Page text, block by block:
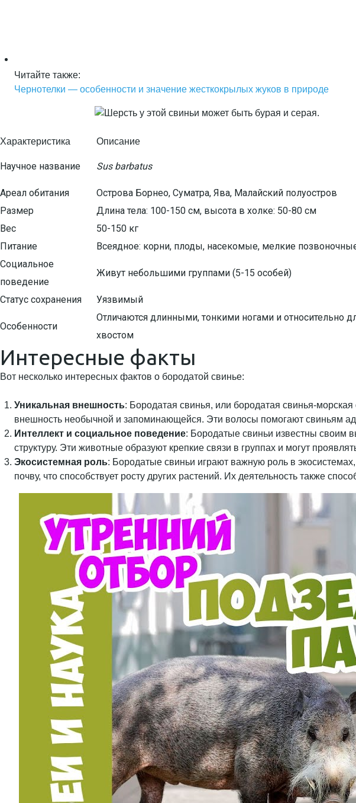
Читайте также:
Чернотелки — особенности и значение жесткокрылых жуков в природе
Характеристика Описание
Научное название Sus barbatus
Ареал обитания
Острова Борнео, Суматра, Ява, Малайский полуостров
Размер
Длина тела: 100-150 см, высота в холке: 50-80 см
Вес
50-150 кг
Питание
Всеядное: корни, плоды, насекомые, мелкие
Социальное
поведение
Живут небольшими группами (5-15 особей)
Статус сохранения Уязвимый
Особенности
Отличаются длинными, тонкими ногами и относительно
хвостом
Интересные факты
Вот несколько интересных фактов о бородатой свинье:
Уникальная внешность: Бородатая свинья, или бородатая свинья-
внешность необычной и запоминающейся. Эти волосы помогают свиньям
Интеллект и социальное поведение: Бородатые свиньи известны своим
структуру. Эти животные образуют крепкие связи в группах и могут
Экосистемная роль: Бородатые свиньи играют важную роль в
почву, что способствует росту других растений. Их деятельность также